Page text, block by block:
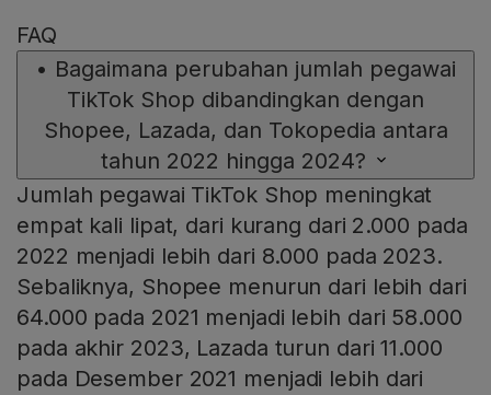
FAQ
• Bagaimana perubahan jumlah pegawai
TikTok Shop dibandingkan dengan
Shopee, Lazada, dan Tokopedia antara
tahun 2022 hingga 2024?
Jumlah pegawai TikTok Shop meningkat
empat kali lipat, dari kurang dari 2.000 pada
2022 menjadi lebih dari 8.000 pada 2023.
Sebaliknya, Shopee menurun dari lebih dari
64.000 pada 2021 menjadi lebih dari 58.000
pada akhir 2023, Lazada turun dari 11.000
pada Desember 2021 menjadi lebih dari